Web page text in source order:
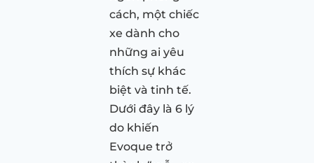
cách, một chiếc
xe dành cho
những ai yêu
thích sự khác
biệt và tinh tế.
Dưới đây là 6 lý
do khiến
Evoque trở